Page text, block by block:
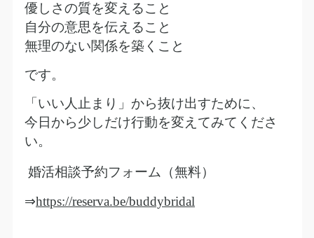
優しさの質を変えること
自分の意思を伝えること
無理のない関係を築くこと
です。
「いい人止まり」から抜け出すために、
今日から少しだけ行動を変えてみてくださ
い。
婚活相談予約フォーム（無料）
⇒https://reserva.be/buddybridal